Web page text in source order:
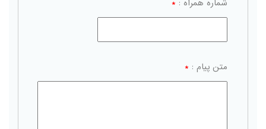
شماره همراه : *
متن پیام : *